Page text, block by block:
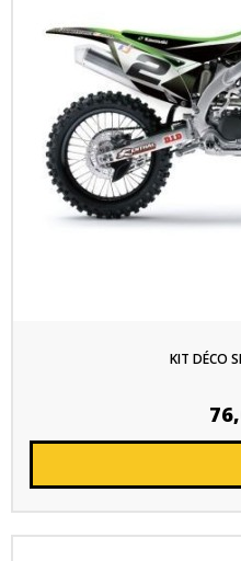
KIT DÉCO